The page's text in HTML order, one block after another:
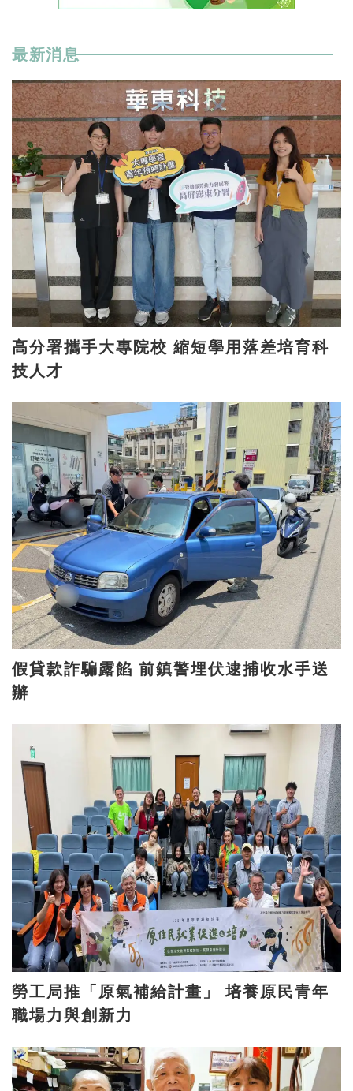
最新消息
高分署攜手大專院校 縮短學用落差培育科
技人才
假貸款詐騙露餡 前鎮警埋伏逮捕收水手送
辦
勞工局推「原氣補給計畫」 培養原民青年
職場力與創新力